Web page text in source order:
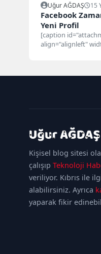
Uğur AĞDAŞ 15
Facebook
Yeni Profil
[caption
align="alignleft"
Kişisel blog sitesi
çalışıp Teknoloji
veriliyor. Kıbrıs ile
alabilirsiniz. Ayrıca
yaparak fikir
kadıköy
escortmaltepe
escort ataşehir
escortümraniye
escort